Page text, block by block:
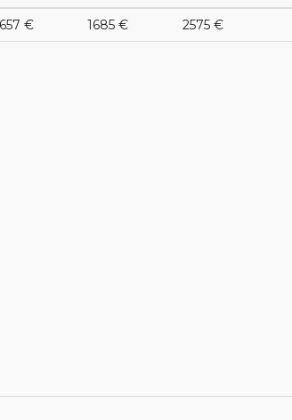
€ 1685 € 2575 €